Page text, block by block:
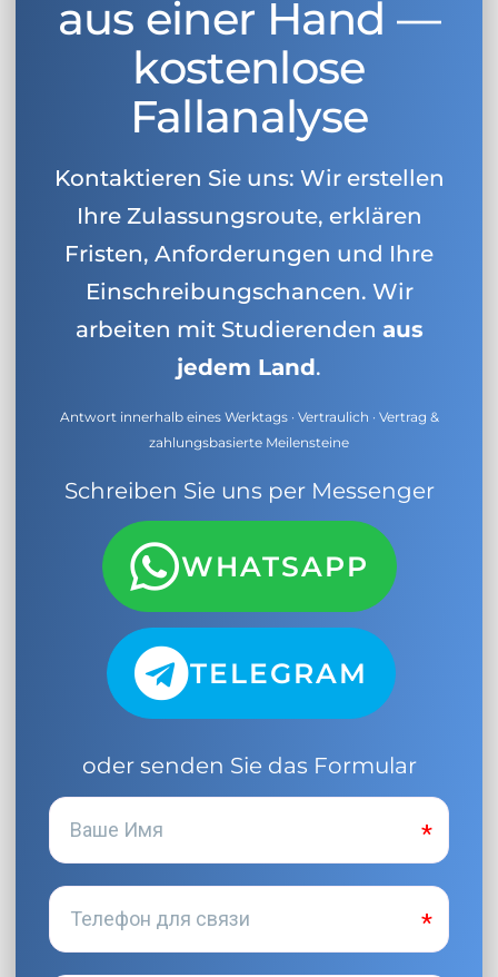
aus einer Hand —
kostenlose
Fallanalyse
Kontaktieren Sie uns: Wir erstellen
Ihre Zulassungsroute, erklären
Fristen, Anforderungen und Ihre
Einschreibungschancen. Wir
arbeiten mit Studierenden aus
jedem Land.
Antwort innerhalb eines Werktags · Vertraulich · Vertrag &
zahlungsbasierte Meilensteine
Schreiben Sie uns per Messenger
WHATSAPP
TELEGRAM
oder senden Sie das Formular